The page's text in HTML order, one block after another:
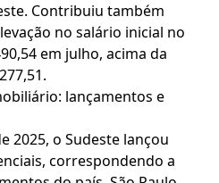
Contribuiu também
no salário inicial no
em julho, acima da
lançamentos e
2025, o Sudeste lançou
correspondendo a